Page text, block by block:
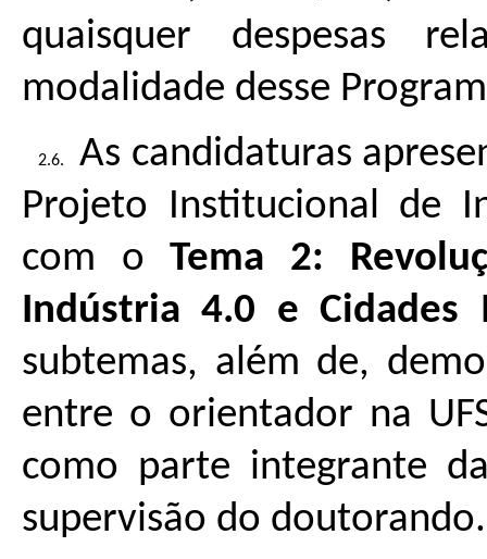
quaisquer despesas
modalidade desse
As candidaturas
Projeto Institucional de
com oTema 2:
Indústria 4.0 e Cidades
subtemas, além de,
entre o orientador na
como parte integrante
supervisão do doutorando.